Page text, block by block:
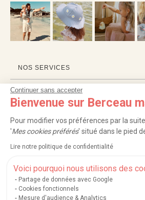
Continuer sans accepter
Bienvenue sur Berceau
Pour modifier vos préférences par la
'Mes cookies préférés' situé dans le pied
Lire notre politique de confidentialité
Voici pourquoi nous utilisons des
Partage de données avec Google
Cookies fonctionnels
Mesure d'audience & Analytics
NOS SERVICES
INFORMATIONS
PROFESSIONNELS